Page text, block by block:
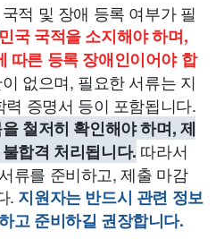
적 및 장애 등록 여부가 필
국 국적을 소지해야 하며,
따른 등록 장애인이어야 합
없으며, 필요한 서류는 지
증명서 등이 포함됩니다.
철저히 확인해야 하며, 제
합격 처리됩니다. 따라서
류를 준비하고, 제출 마감
. 지원자는 반드시 관련 정보
고 준비하길 권장합니다.